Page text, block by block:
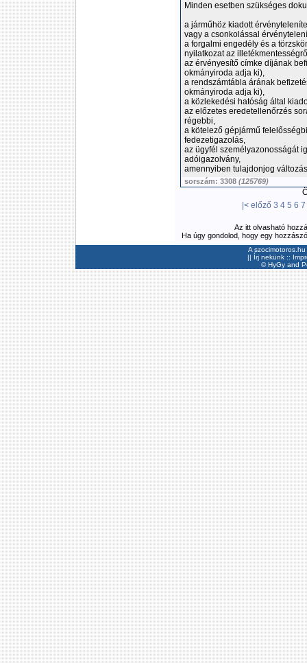
Minden esetben szükséges
a járműhöz kiadott
vagy a csonkolással
a forgalmi engedély és a
nyilatkozat az
az érvényesítő címke díjának
okmányiroda adja ki),
a rendszámtábla árának
okmányiroda adja ki),
a közlekedési hatóság által
az előzetes eredetellenőrzés
régebbi,
a kötelező gépjármű
fedezetigazolás,
az ügyfél személyazonosságát
adóigazolvány,
amennyiben tulajdonjog
sorszám: 3308 (125769)
|< előző 3 4 5 6 7
Az itt olvasható
Ha úgy gondolod, hogy egy
A
|| Írj nekünk ::
©HyGyand